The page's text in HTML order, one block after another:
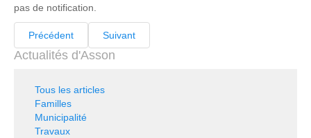
pas de notification.
Précédent Suivant
Actualités d'Asson
Tous les articles
Familles
Municipalité
Travaux